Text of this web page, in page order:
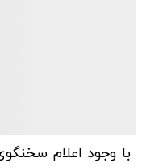
با وجود اعلام